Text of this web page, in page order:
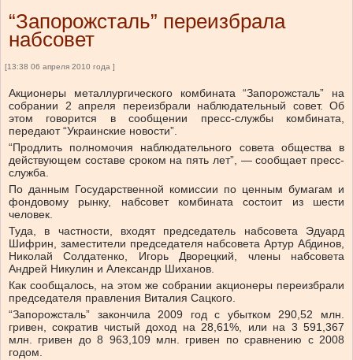
“Запорожсталь” переизбрала
набсовет
[13:38 06 апреля 2010 года ]
Акционеры металлургического комбината “Запорожсталь” на
собрании 2 апреля переизбрали наблюдательный совет. Об
этом говорится в сообщении пресс-службы комбината,
передают “Украинские новости”.
“Продлить полномочия наблюдательного совета общества в
действующем составе сроком на пять лет”, — сообщает пресс-
служба.
По данным Государственной комиссии по ценным бумагам и
фондовому рынку, набсовет комбината состоит из шести
человек.
Туда, в частности, входят председатель набсовета Эдуард
Шифрин, заместители председателя набсовета Артур Абдинов,
Николай Солдатенко, Игорь Дворецкий, члены набсовета
Андрей Никулин и Александр Шиханов.
Как сообщалось, на этом же собрании акционеры переизбрали
председателя правления Виталия Сацкого.
“Запорожсталь” закончила 2009 год с убытком 290,52 млн.
гривен, сократив чистый доход на 28,61%, или на 3 591,367
млн. гривен до 8 963,109 млн. гривен по сравнению с 2008
годом.